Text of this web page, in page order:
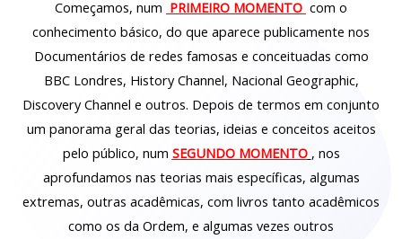
Começamos, num PRIMEIRO MOMENTO com o
conhecimento básico, do que aparece publicamente nos
Documentários de redes famosas e conceituadas como
BBC Londres, History Channel, Nacional Geographic,
Discovery Channel e outros. Depois de termos em conjunto
um panorama geral das teorias, ideias e conceitos aceitos
pelo público, num SEGUNDO MOMENTO , nos
aprofundamos nas teorias mais específicas, algumas
extremas, outras acadêmicas, com livros tanto acadêmicos
como os da Ordem, e algumas vezes outros